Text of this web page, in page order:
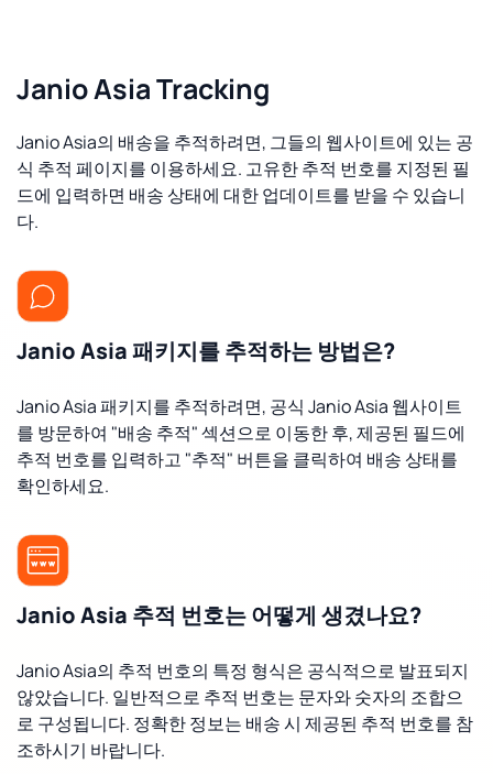
Janio Asia Tracking
Janio Asia의 배송을 추적하려면, 그들의 웹사이트에 있는 공
식 추적 페이지를 이용하세요. 고유한 추적 번호를 지정된 필
드에 입력하면 배송 상태에 대한 업데이트를 받을 수 있습니
다.
Janio Asia 패키지를 추적하는 방법은?
Janio Asia 패키지를 추적하려면, 공식 Janio Asia 웹사이트
를 방문하여 "배송 추적" 섹션으로 이동한 후, 제공된 필드에
추적 번호를 입력하고 "추적" 버튼을 클릭하여 배송 상태를
확인하세요.
Janio Asia 추적 번호는 어떻게 생겼나요?
Janio Asia의 추적 번호의 특정 형식은 공식적으로 발표되지
않았습니다. 일반적으로 추적 번호는 문자와 숫자의 조합으
로 구성됩니다. 정확한 정보는 배송 시 제공된 추적 번호를 참
조하시기 바랍니다.